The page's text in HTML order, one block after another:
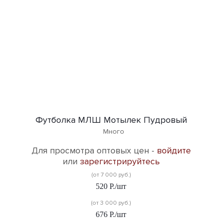
Футболка МЛШ Мотылек Пудровый
Много
Для просмотра оптовых цен - войдите
или зарегистрируйтесь
(от 7 000 руб.)
520 Р./шт
(от 3 000 руб.)
676 Р./шт